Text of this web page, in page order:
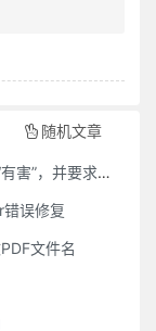
随机文章
求用户删除它们
误修复
文件名